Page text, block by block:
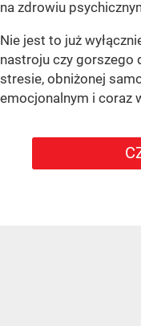
na zdrowiu
Nie jest to już
nastroju czy gorszego
stresie, obniżonej
emocjonalnym i coraz